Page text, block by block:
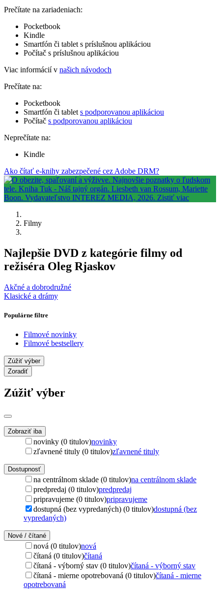
Prečítate na zariadeniach:
Pocketbook
Kindle
Smartfón či tablet s príslušnou aplikáciou
Počítač s príslušnou aplikáciou
Viac informácií v našich návodoch
Prečítate na:
Pocketbook
Smartfón či tablet s podporovanou aplikáciou
Počítač s podporovanou aplikáciou
Neprečítate na:
Kindle
Ako čítať e-knihy zabezpečené cez Adobe DRM?
Filmy
Najlepšie DVD z kategórie filmy od
režiséra Oleg Rjaskov
Akčné a dobrodružné
Klasické a drámy
Populárne filtre
Filmové novinky
Filmové bestsellery
Zúžiť výber
Zoradiť
Zúžiť výber
Zobraziť iba
novinky (0 titulov)novinky
zľavnené tituly (0 titulov)zľavnené tituly
Dostupnosť
na centrálnom sklade (0 titulov)na centrálnom sklade
predpredaj (0 titulov)predpredaj
pripravujeme (0 titulov)pripravujeme
dostupná (bez vypredaných) (0 titulov)dostupná (bez
vypredaných)
Nové / čítané
nová (0 titulov)nová
čítaná (0 titulov)čítaná
čítaná - výborný stav (0 titulov)čítaná - výborný stav
čítaná - mierne opotrebovaná (0 titulov)čítaná - mierne
opotrebovaná